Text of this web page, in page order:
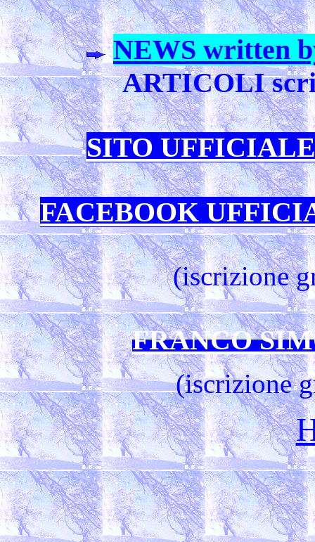
NEWS written
ARTICOLI
SITO
FACEBOOK
(iscrizione
FRANCO
(iscrizione